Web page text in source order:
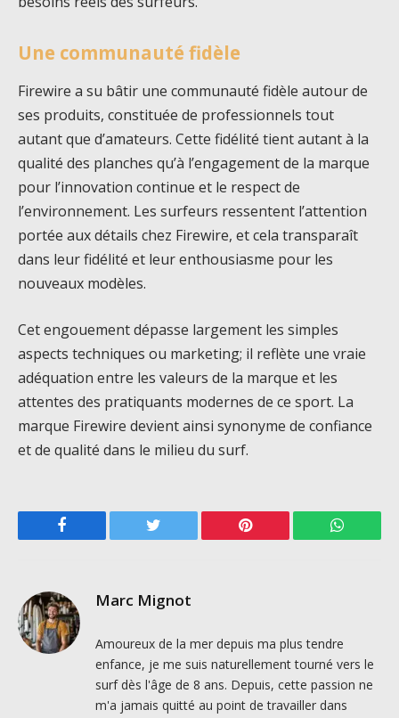
Une communauté fidèle
Firewire a su bâtir une communauté fidèle autour de
ses produits, constituée de professionnels tout
autant que d’amateurs. Cette fidélité tient autant à la
qualité des planches qu’à l’engagement de la marque
pour l’innovation continue et le respect de
l’environnement. Les surfeurs ressentent l’attention
portée aux détails chez Firewire, et cela transparaît
dans leur fidélité et leur enthousiasme pour les
nouveaux modèles.
Cet engouement dépasse largement les simples
aspects techniques ou marketing; il reflète une vraie
adéquation entre les valeurs de la marque et les
attentes des pratiquants modernes de ce sport. La
marque Firewire devient ainsi synonyme de confiance
et de qualité dans le milieu du surf.
Facebook Twitter Pinterest
Marc Mignot
Amoureux de la mer depuis ma plus tendre
enfance, je me suis naturellement tourné vers le
surf dès l'âge de 8 ans. Depuis, cette passion ne
m'a jamais quitté au point de travailler dans